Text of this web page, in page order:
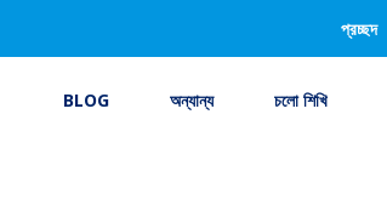
প্রচ্ছদ
BLOG অন্যান্য চলো শিখি